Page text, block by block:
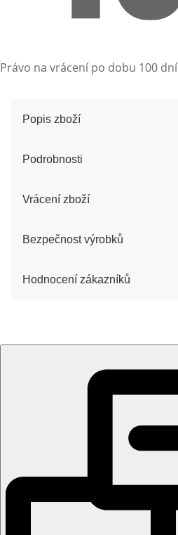
Právo na vrácení po dobu 100 dní
Popis zboží
Podrobnosti
Vrácení zboží
Bezpečnost výrobků
Hodnocení zákazníků